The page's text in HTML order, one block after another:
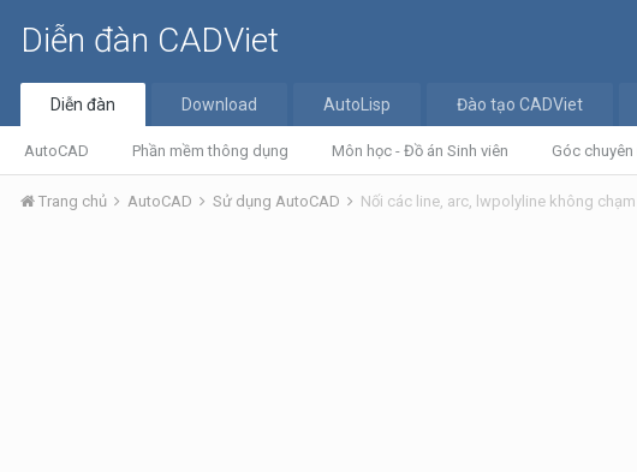
Diễn đàn CADViet
Diễn đàn
AutoCAD Phần mềm thông dụng Môn học - Đồ án Sinh viên Góc chuyên
Download AutoLisp Đào tạo CADViet
Trang chủ AutoCAD Sử dụng AutoCAD Nối các line, arc, lwpolyline không chạm